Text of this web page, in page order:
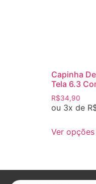
Capinha
Tela 6.3
R$34,90
ou 3x de
Ver opções